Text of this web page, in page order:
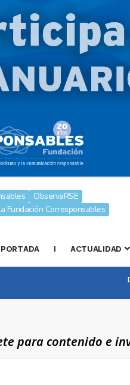
ObservaRSE
Fundación Corresponsables
PORTADA | ACTUALIDAD
para contenido e